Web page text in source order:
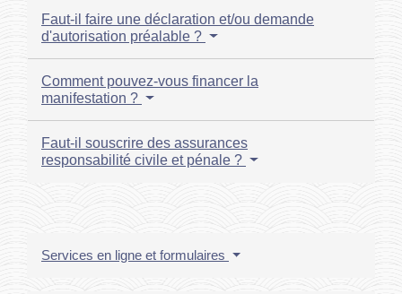
Faut-il faire une déclaration et/ou demande
d'autorisation préalable ?
Comment pouvez-vous financer la
manifestation ?
Faut-il souscrire des assurances
responsabilité civile et pénale ?
Services en ligne et formulaires